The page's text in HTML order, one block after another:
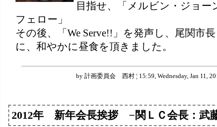
目指せ、「メルビン・ジョー
フェロー」
その後、「We Serve!!」を発声し、尾関市
に、和やかに昼食を頂きました。
by 計画委員会 西村 ¦ 15:59, Wednesday, Jan 11,
2012年 新年会長挨拶 −関ＬＣ会長：武